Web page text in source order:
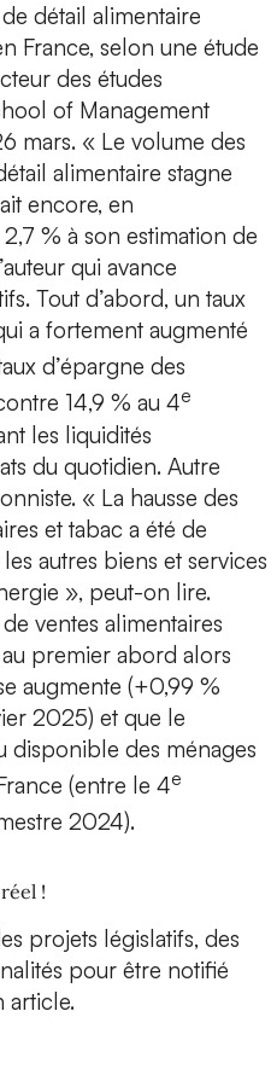
détail alimentaire
France, selon une étude
des études
of Management
mars. « Le volume des
alimentaire stagne
encore, en
% à son estimation de
qui avance
Tout d’abord, un taux
a fortement augmenté
d’épargne des
14,9 % au 4e
les liquidités
du quotidien. Autre
« La hausse des
et tabac a été de
autres biens et services
», peut-on lire.
ventes alimentaires
premier abord alors
augmente (+0,99 %
2025) et que le
disponible des ménages
(entre le 4e
2024).
!
projets législatifs, des
pour être notifié
article.